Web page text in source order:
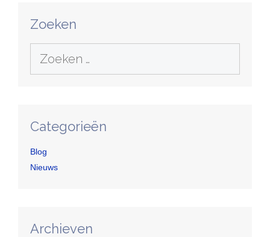
Zoeken
naar:
Categorieën
Blog
Nieuws
Archieven